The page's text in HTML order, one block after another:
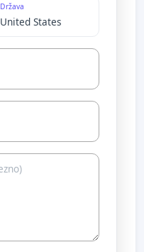
Država